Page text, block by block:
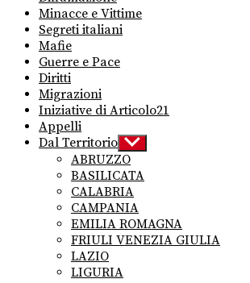
Minacce e Vittime
Segreti italiani
Mafie
Guerre e Pace
Diritti
Migrazioni
Iniziative di Articolo21
Appelli
Dal Territorio Show
sub
menu
ABRUZZO
BASILICATA
CALABRIA
CAMPANIA
EMILIA ROMAGNA
FRIULI VENEZIA GIULIA
LAZIO
LIGURIA